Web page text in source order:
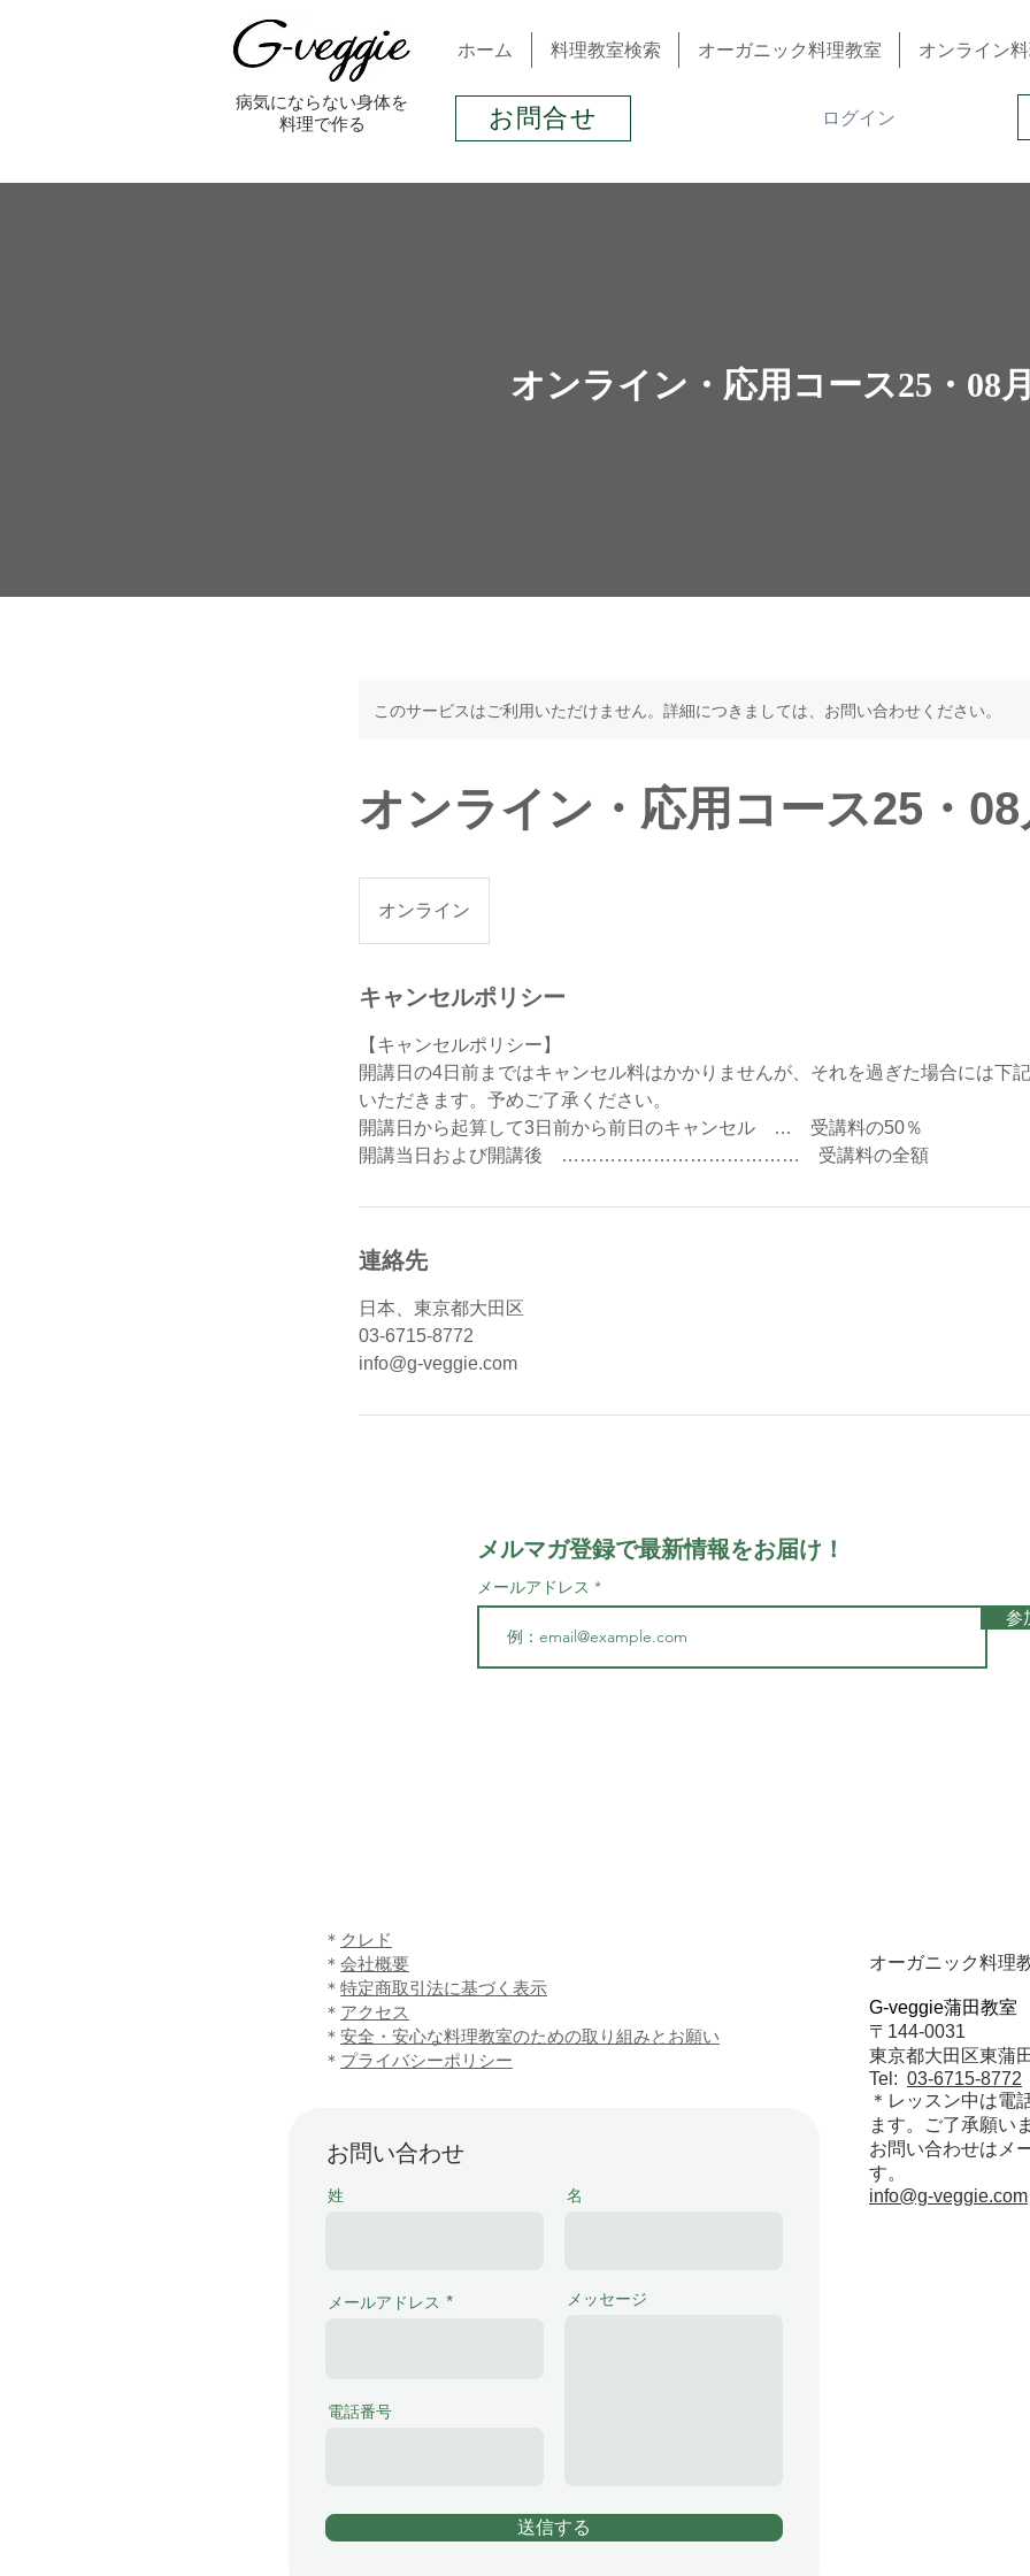
​病気にならない身体を
料理で作る
ホーム 料理教室検索 オーガニック料理教室 オンライン
お問合せ ログイン
オンライン・応用コース25・08
このサービスはご利用いただけません。詳細につきましては、お問い合わせください。
オンライン・応用コース25・08
オンライン
キャンセルポリシー
【キャンセルポリシー】
開講日の4日前まではキャンセル料はかかりませんが、それを過ぎた場合には下
いただきます。予めご了承ください。
開講日から起算して3日前から前日のキャンセル … 受講料の50％
開講当日および開講後 ………………………………… 受講料の全額
連絡先
日本、東京都大田区
03-6715-8772
info@g-veggie.com
＊毎週水曜日にオーガニック・マクロビ情報をお届けし
も合わせてお届けします。
​メルマガ登録はこちらから
メルマガ登録で最新情報をお届け！
メールアドレス
参
​＊ クレド
＊ 会社概要
​＊ 特定商取引法に基づく表示
​＊ アクセス
​＊ 安全・安心な料理教室のための取り組みとお願い
​＊ プライバシーポリシー
お問い合わせ
姓 名
メールアドレス
電話番号
メッセージ
送信する
オーガニック料理
G-veggie蒲田教室
〒144-0031
東京都大田区東蒲
Tel: 03-6715-8772
＊レッスン中は電
ます。ご了承願い
お問い合わせはメ
す。
info@g-veggie.com